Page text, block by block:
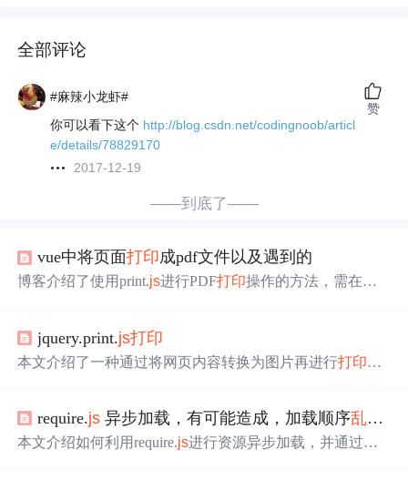
全部评论
#麻辣小龙虾#
你可以看下这个 http://blog.csdn.net/codingnoob/articl
e/details/78829170
2017-12-19
赞
——到底了——
vue中将页面打印成pdf文件以及遇到的
博客介绍了使用print.js进行PDF打印操作的方法，需在需
的问题，分析原因后给出解决办法，即把页面样式写成行
内式。
jquery.print.js打印
本文介绍了一种通过将网页内容转换为图片再进行打印的
率的图片，再调用打印功能。需要注意的是，打印内容中
不能包含背景图片，且图片资源需在同一域内。
require.js 异步加载，有可能造成，加载顺序乱掉
本文介绍如何利用require.js进行资源异步加载，并通过设